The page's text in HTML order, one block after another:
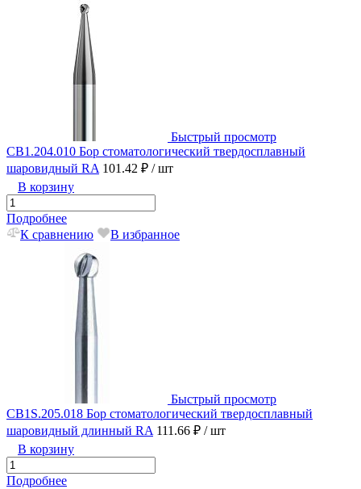
Быстрый просмотр
CB1.204.010 Бор стоматологический твердосплавный
шаровидный RA 101.42 ₽ / шт
В корзину
Подробнее
К сравнению
В избранное
Быстрый просмотр
CB1S.205.018 Бор стоматологический твердосплавный
шаровидный длинный RA 111.66 ₽ / шт
В корзину
Подробнее